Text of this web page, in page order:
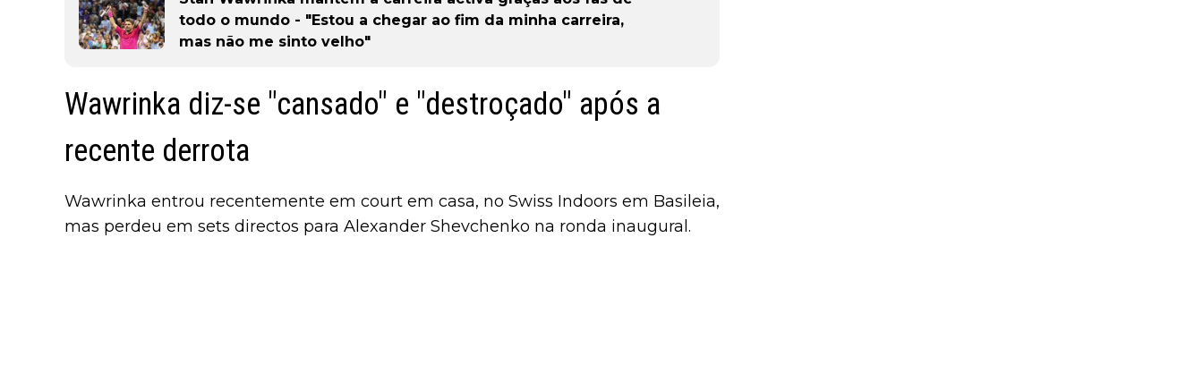
todo o mundo - "Estou a chegar ao fim da minha carreira,
mas não me sinto velho"
Wawrinka diz-se "cansado" e "destroçado" após a
recente derrota
Wawrinka entrou recentemente em court em casa, no Swiss Indoors em Basileia,
mas perdeu em sets directos para Alexander Shevchenko na ronda inaugural.